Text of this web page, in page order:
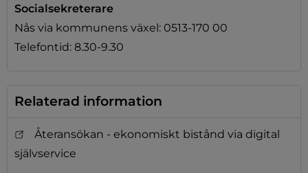
Socialsekreterare
Nås via kommunens växel: 0513-170 00
Telefontid: 8.30-9.30
Relaterad information
Återansökan - ekonomiskt bistånd via digital
självservice